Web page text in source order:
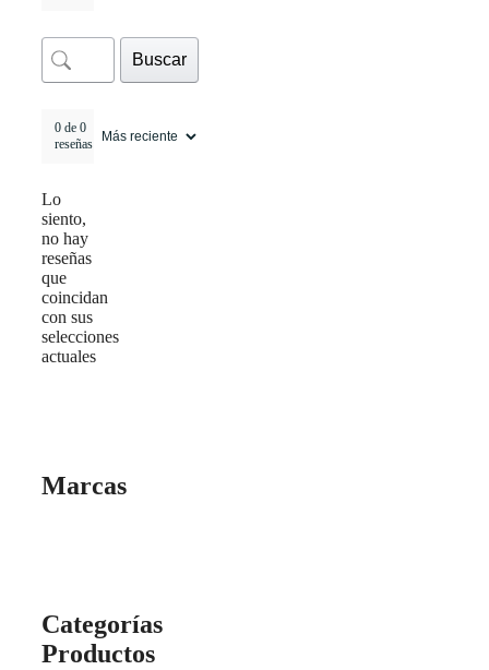
Buscar
0 de 0
reseñas
Lo
siento,
no hay
reseñas
que
coincidan
con sus
selecciones
actuales
Marcas
Categorías
Productos